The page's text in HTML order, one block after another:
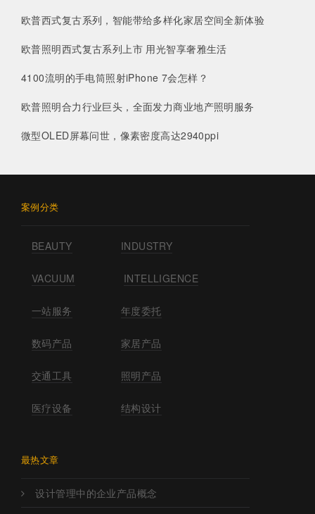
欧普西式复古系列，智能带给多样化家居空间全新体验
欧普照明西式复古系列上市 用光智享奢雅生活
4100流明的手电筒照射iPhone 7会怎样？
欧普照明合力行业巨头，全面发力商业地产照明服务
微型OLED屏幕问世，像素密度高达2940ppi
案例分类
BEAUTY INDUSTRY
VACUUM INTELLIGENCE
一站服务 年度委托
数码产品 家居产品
交通工具 照明产品
医疗设备 结构设计
最热文章
设计管理中的企业产品概念